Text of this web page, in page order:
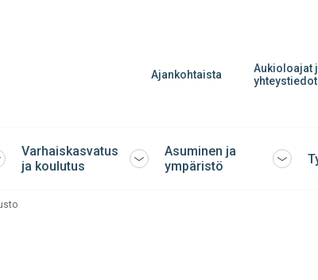
Ajankohtaista
Aukioloajat
yhteystiedot
Varhaiskasvatus
ja koulutus
Avaa
Asuminen ja
ympäristö
Avaa